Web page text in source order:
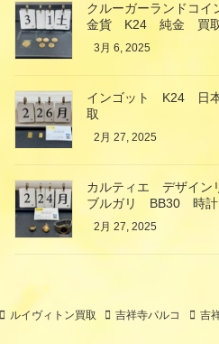
クルーガーランドコ
金貨 K24 純金 買
3月 6, 2025
インゴット K24 日
取
2月 27, 2025
カルティエ デザイ
ブルガリ BB30 時
2月 27, 2025
ルイヴィトン買取 吉祥寺パルコ 吉